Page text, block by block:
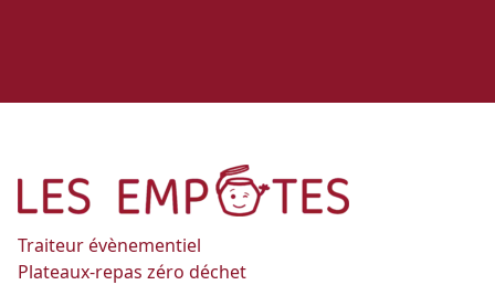
Traiteur évènementiel
Plateaux-repas zéro déchet